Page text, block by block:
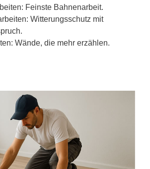
Feinste Bahnenarbeit.
Witterungsschutz mit
Wände, die mehr erzählen.